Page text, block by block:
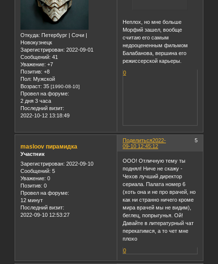
Откуда: Петербург | Сочи |
Новокузнецк
Зарегистрирован: 2022-09-01
Сообщений: 41
Уважение: +7
Позитив: +8
Пол: Мужской
Возраст: 35 [1990-08-10]
Провел на форуме:
2 дня 3 часа
Последний визит:
2022-10-12 13:18:49
Неплох, но мне больше
Морфий зашел, вообще
считаю его самым
недооцененным фильмом
Балабанова, вершина его
режиссерской карьеры.
0
Поделиться 5
2022-
09-10 12:45:12
masloov пирамидка
Участник
Зарегистрирован: 2022-09-10
Сообщений: 5
Уважение: 0
Позитив: 0
Провел на форуме:
12 минут
Последний визит:
2022-09-10 12:53:27
ООО! Отличную тему ты
поднял! Ниче не скажу -
Чехов лучший директор
сериала. Палата номер 6
(хоть она и не про врачей, но
как ни странно ничего кроме
мира врачей мы не видим),
беглец, попрыгунья. Ой!
Давайте в литературный чат
перекатимся, а то чет мне
плохо
0